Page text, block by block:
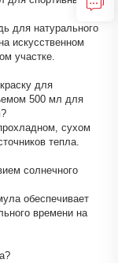
для натурального
искусственном
участке.
для
500 мл для
сухом
тепла.
солнечного
обеспечивает
времени на